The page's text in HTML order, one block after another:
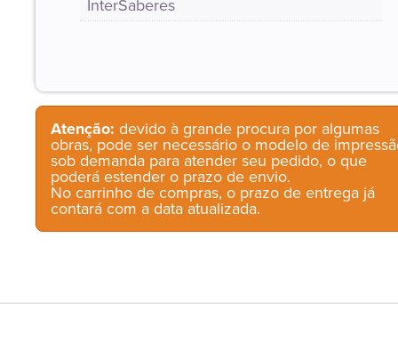
InterSaberes
Atenção: devido à grande procura por algumas
obras, pode ser necessário o modelo de
sob demanda para atender seu pedido, o que
poderá estender o prazo de envio.
No carrinho de compras, o prazo de entrega já
contará com a data atualizada.